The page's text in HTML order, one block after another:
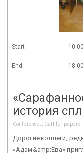
Start:
End:
история
Conferences, Call for papers
Дорогие коллеги,
«Адам&amp;Ева»